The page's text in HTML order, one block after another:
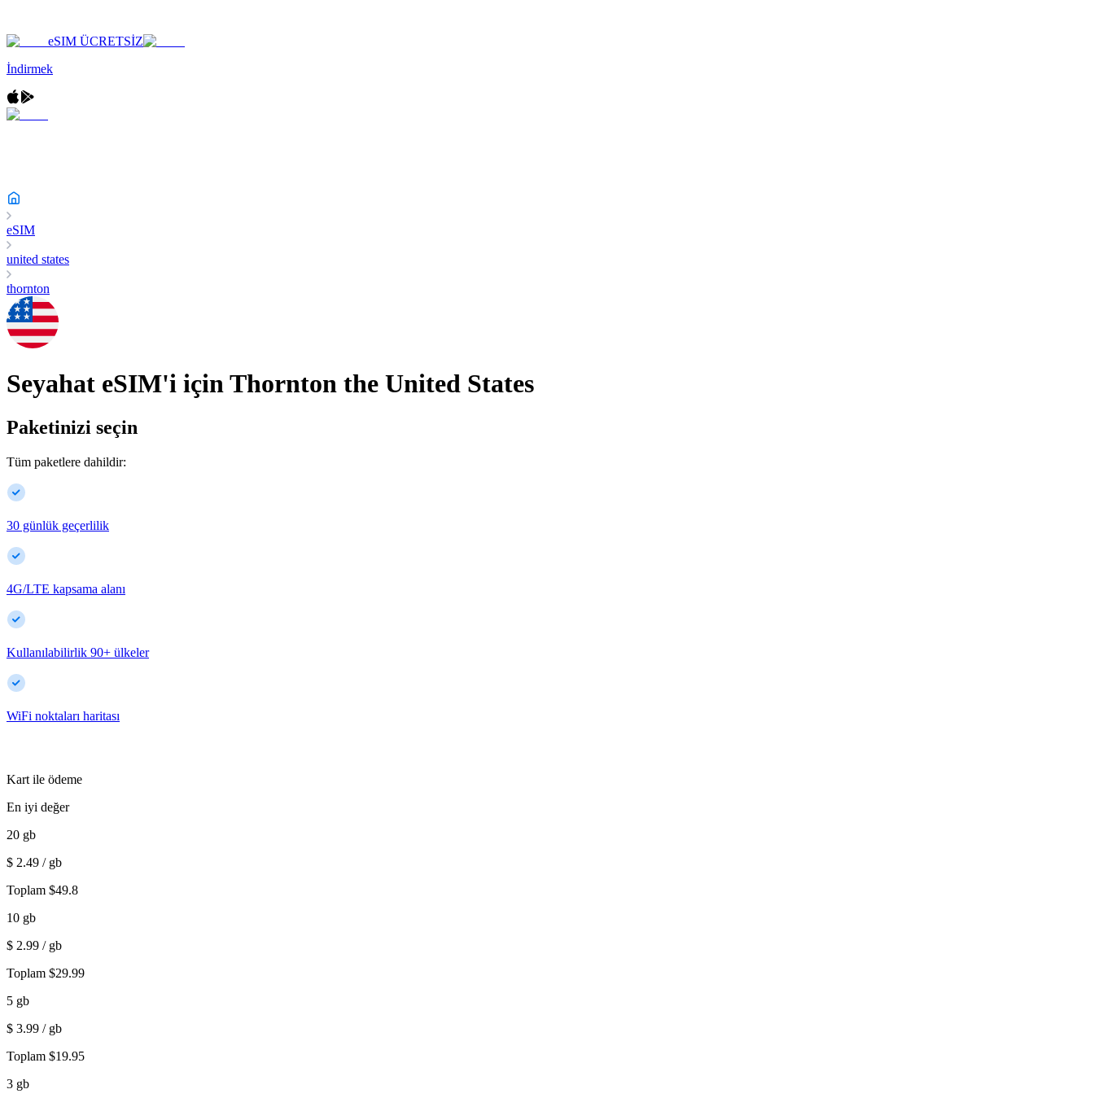
eSIM ÜCRETSİZ
İndirmek
eSIM
united states
thornton
Seyahat eSIM'i içinThornton the United States
Paketinizi seçin
Tüm paketlere dahildir:
30 günlük geçerlilik
4G/LTE kapsama alanı
Kullanılabilirlik 90+ ülkeler
WiFi noktaları haritası
Kart ile ödeme
En iyi değer
20 gb
$ 2.49 / gb
Toplam $49.8
10 gb
$ 2.99 / gb
Toplam $29.99
5 gb
$ 3.99 / gb
Toplam $19.95
3 gb